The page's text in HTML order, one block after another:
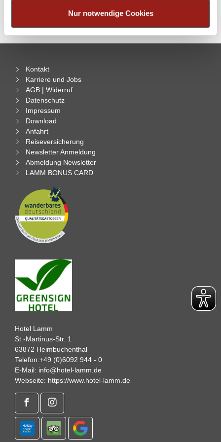
weiteren Daten zusammen, die Sie ihnen bereitgestellt
haben oder die sie im Rahmen Ihrer Nutzung der Dienste
gesammelt haben.
Nur notwendige Cookies
Kontakt
Karriere und Jobs
AGB | Widerruf
Datenschutz
Impressum
Download
Anfahrt
Reiseversicherung
Newsletter Anmeldung
Abmeldung Newsletter
LAMM BONUS CARD
Hotel Lamm
St.-Martinus-Str. 1
63872 Heimbuchenthal
Telefon:+49 (0)6092 944 - 0
E-Mail: info@hotel-lamm.de
Webseite: https://www.hotel-lamm.de